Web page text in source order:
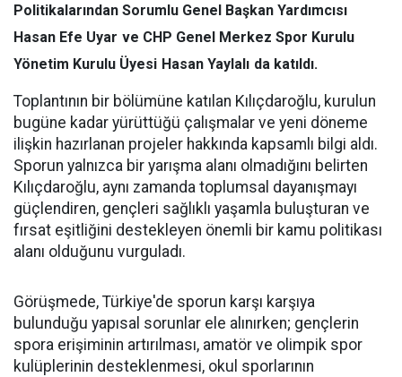
Politikalarından Sorumlu Genel Başkan Yardımcısı
Hasan Efe Uyar ve CHP Genel Merkez Spor Kurulu
Yönetim Kurulu Üyesi Hasan Yaylalı da katıldı.
Toplantının bir bölümüne katılan Kılıçdaroğlu, kurulun
bugüne kadar yürüttüğü çalışmalar ve yeni döneme
ilişkin hazırlanan projeler hakkında kapsamlı bilgi aldı.
Sporun yalnızca bir yarışma alanı olmadığını belirten
Kılıçdaroğlu, aynı zamanda toplumsal dayanışmayı
güçlendiren, gençleri sağlıklı yaşamla buluşturan ve
fırsat eşitliğini destekleyen önemli bir kamu politikası
alanı olduğunu vurguladı.
Görüşmede, Türkiye'de sporun karşı karşıya
bulunduğu yapısal sorunlar ele alınırken; gençlerin
spora erişiminin artırılması, amatör ve olimpik spor
kulüplerinin desteklenmesi, okul sporlarının